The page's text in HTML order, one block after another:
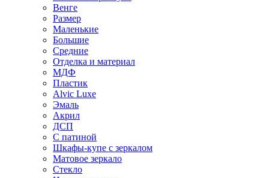
Венге
Размер
Маленькие
Большие
Средние
Отделка и материал
МДФ
Пластик
Alvic Luxe
Эмаль
Акрил
ДСП
С патиной
Шкафы-купе с зеркалом
Матовое зеркало
Стекло